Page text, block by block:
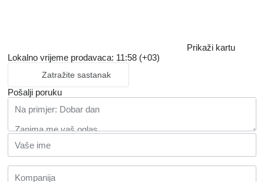
Prikaži kartu
Lokalno vrijeme prodavaca: 11:58 (+03)
Zatražite sastanak
Pošalji poruku